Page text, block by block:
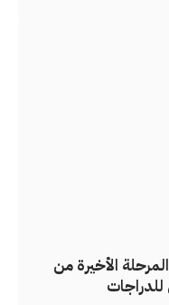
الأخيرة من